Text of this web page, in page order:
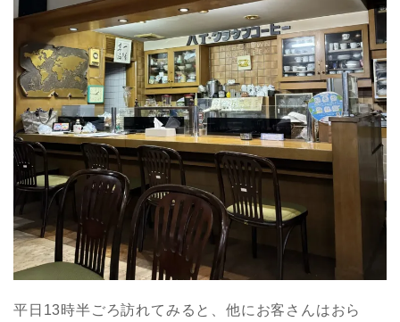
平日13時半ごろ訪れてみると、他にお客さんはおら